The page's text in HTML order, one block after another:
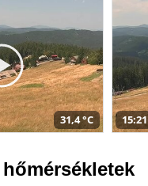
31,4 °C 15:21